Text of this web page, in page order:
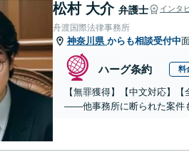
松村 大介 弁護士 インタ
舟渡国際法律事務所
神奈川県 からも相談受付中
ハーグ条約 料
【無罪獲得】【中文対応】
——他事務所に断られた案件